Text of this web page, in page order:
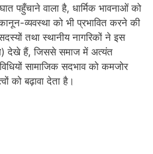
पहुँचाने वाला है, धार्मिक भावनाओं को
व्यवस्था को भी प्रभावित करने की
तथा स्थानीय नागरिकों ने इस
देखे हैं, जिससे समाज में अत्यंत
सामाजिक सदभाव को कमजोर
को बढ़ावा देता है।